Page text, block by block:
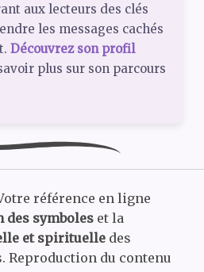
aux lecteurs des clés
les messages cachés
Découvrez son profil
plus sur son parcours
référence en ligne
symboleset la
et spirituelledes
Reproduction du contenu